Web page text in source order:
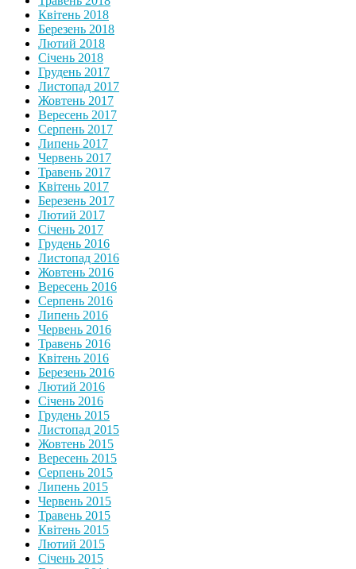
Квітень 2018
Березень 2018
Лютий 2018
Січень 2018
Грудень 2017
Листопад 2017
Жовтень 2017
Вересень 2017
Серпень 2017
Липень 2017
Червень 2017
Травень 2017
Квітень 2017
Березень 2017
Лютий 2017
Січень 2017
Грудень 2016
Листопад 2016
Жовтень 2016
Вересень 2016
Серпень 2016
Липень 2016
Червень 2016
Травень 2016
Квітень 2016
Березень 2016
Лютий 2016
Січень 2016
Грудень 2015
Листопад 2015
Жовтень 2015
Вересень 2015
Серпень 2015
Липень 2015
Червень 2015
Травень 2015
Квітень 2015
Лютий 2015
Січень 2015